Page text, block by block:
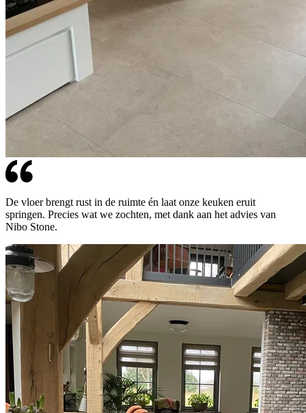
De vloer brengt rust in de ruimte én laat onze keuken eruit
springen. Precies wat we zochten, met dank aan het advies van
Nibo Stone.